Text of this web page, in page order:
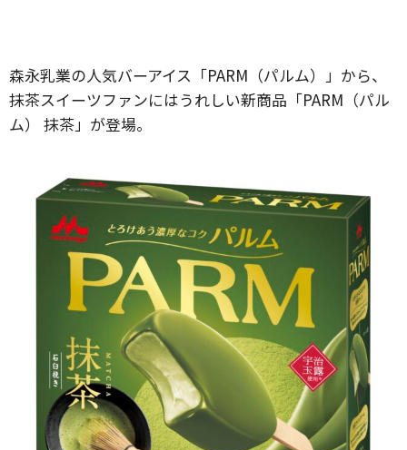
森永乳業の人気バーアイス「PARM（パルム）」から、
抹茶スイーツファンにはうれしい新商品「PARM（パル
ム） 抹茶」が登場。